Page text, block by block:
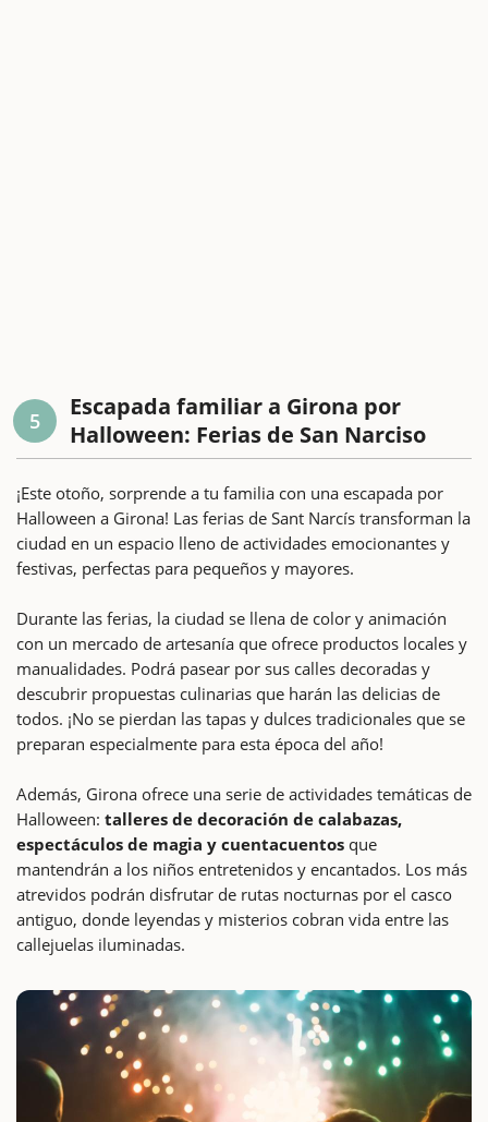
5
Escapada familiar a Girona por
Halloween: Ferias de San Narciso
¡Este otoño, sorprende a tu familia con una escapada por
Halloween a Girona! Las ferias de Sant Narcís transforman la
ciudad en un espacio lleno de actividades emocionantes y
festivas, perfectas para pequeños y mayores.
Durante las ferias, la ciudad se llena de color y animación
con un mercado de artesanía que ofrece productos locales y
manualidades. Podrá pasear por sus calles decoradas y
descubrir propuestas culinarias que harán las delicias de
todos. ¡No se pierdan las tapas y dulces tradicionales que se
preparan especialmente para esta época del año!
Además, Girona ofrece una serie de actividades temáticas de
Halloween: talleres de decoración de calabazas,
espectáculos de magia y cuentacuentos que
mantendrán a los niños entretenidos y encantados. Los más
atrevidos podrán disfrutar de rutas nocturnas por el casco
antiguo, donde leyendas y misterios cobran vida entre las
callejuelas iluminadas.